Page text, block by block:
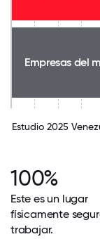
Empresas del
Estudio 2025
100%
Este es un lugar
físicamente
trabajar.